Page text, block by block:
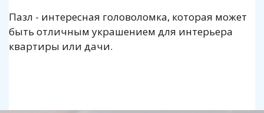
Пазл - интересная головоломка, которая может
быть отличным украшением для интерьера
квартиры или дачи.